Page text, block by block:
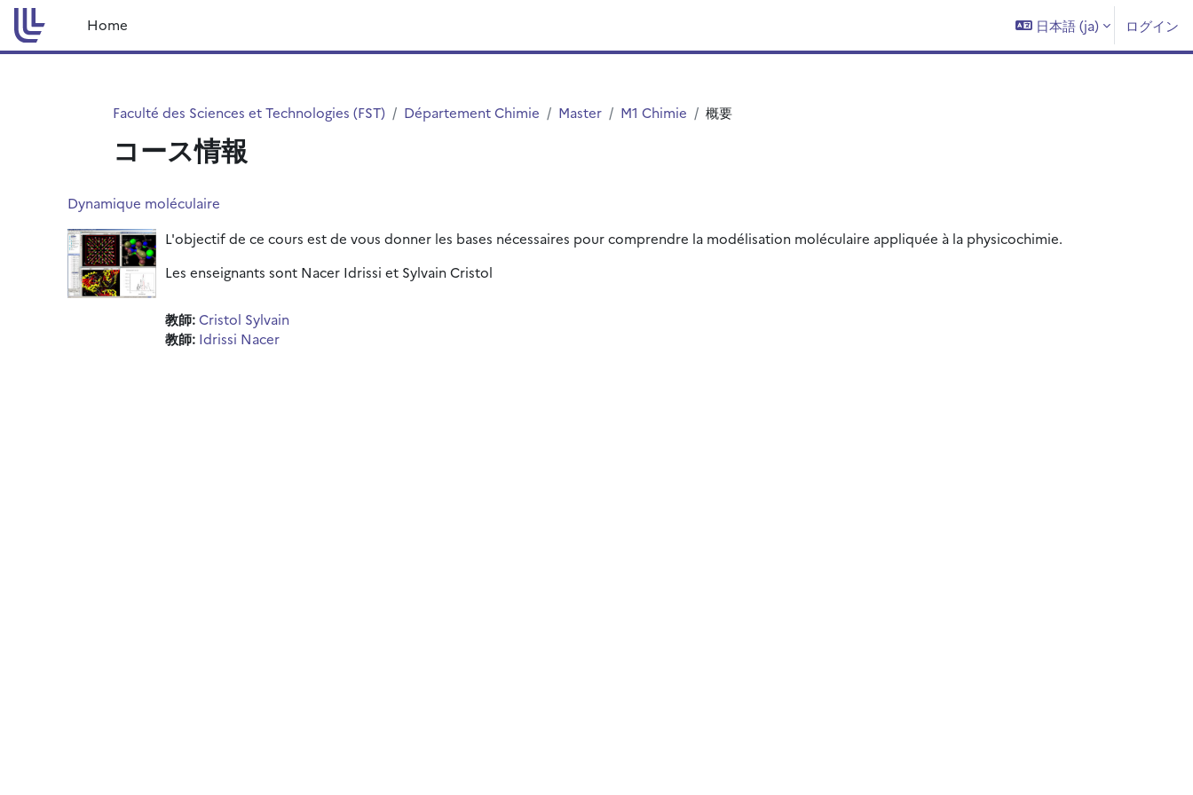
メインコンテンツへスキップする
Home
日本語 ‎(ja)‎ ログイン
Faculté des Sciences et Technologies (FST) Département Chimie Master M1 Chimie 概要
コース情報
Dynamique moléculaire
L'objectif de ce cours est de vous donner les bases nécessaires pour comprendre la modélisation moléculaire appliquée à la physicochimie.
Les enseignants sont Nacer Idrissi et Sylvain Cristol
教師:Cristol Sylvain
教師: Idrissi Nacer